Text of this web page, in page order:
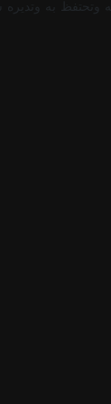
وتحتفظ به وتديره